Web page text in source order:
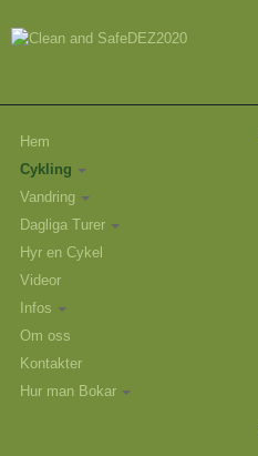
Hem
Cykling
Vandring
Dagliga Turer
Hyr en Cykel
Videor
Infos
Om oss
Kontakter
Hur man Bokar